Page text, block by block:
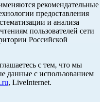
рекомендательные
предоставления
и анализа
пользователей сети
Российской
с тем, что мы
данные с использованием
, LiveInternet.